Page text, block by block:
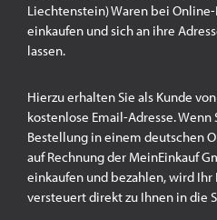
Liechtenstein) Waren bei
einkaufen und sich an ihre
lassen.
Hierzu erhalten Sie als Kunde
kostenlose Email-Adresse.
Bestellung in einem deutschen
auf Rechnung der MeinEinkauf
einkaufen und bezahlen, wird
versteuert direkt zu Ihnen in die